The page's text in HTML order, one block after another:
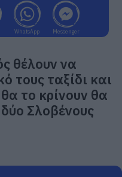
WhatsApp Messenger
θέλουν να
τους ταξίδι και
το κρίνουν θα
Σλοβένους